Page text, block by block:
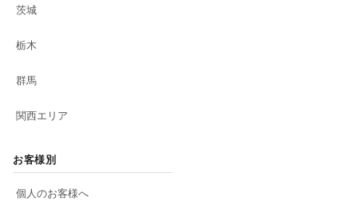
茨城
栃木
群馬
関西エリア
お客様別
個人のお客様へ